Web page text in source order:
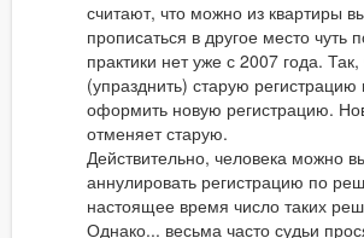
считают, что можно из квартиры
прописаться в другое место чуть
практики нет уже с 2007 года.
(упразднить) старую
оформить новую регистрацию.
отменяет старую.
Действительно, человека можно
аннулировать регистрацию по
настоящее время число таких
Однако... весьма часто судьи